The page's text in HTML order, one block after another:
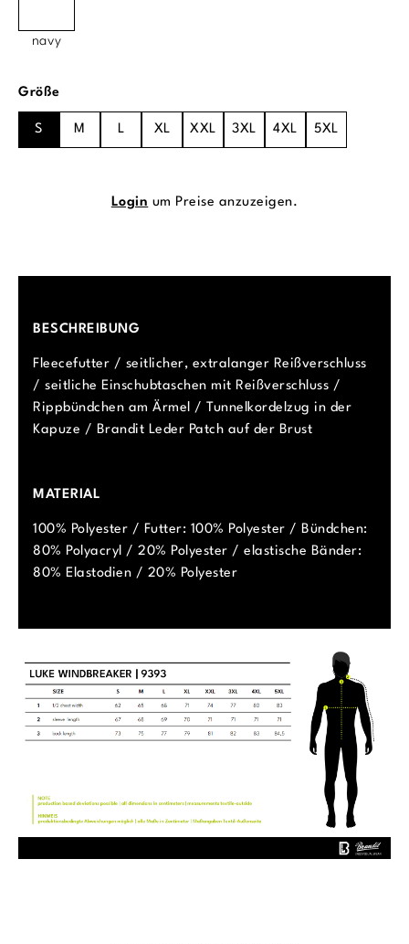
navy
Größeauswählen
S M L XL XXL 3XL 4XL 5XL
Login um Preise anzuzeigen.
BESCHREIBUNG
Fleecefutter / seitlicher, extralanger Reißverschluss
/ seitliche Einschubtaschen mit Reißverschluss /
Rippbündchen am Ärmel / Tunnelkordelzug in der
Kapuze / Brandit Leder Patch auf der Brust
MATERIAL
100% Polyester / Futter: 100% Polyester / Bündchen:
80% Polyacryl / 20% Polyester / elastische Bänder:
80% Elastodien / 20% Polyester